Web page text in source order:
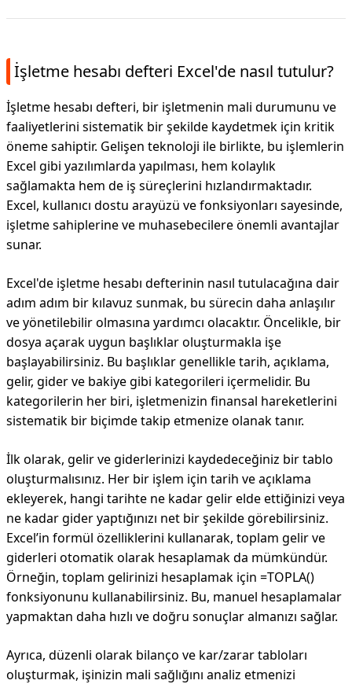
İşletme hesabı defteri Excel'de nasıl tutulur?
İşletme hesabı defteri, bir işletmenin mali durumunu ve
faaliyetlerini sistematik bir şekilde kaydetmek için kritik
öneme sahiptir. Gelişen teknoloji ile birlikte, bu işlemlerin
Excel gibi yazılımlarda yapılması, hem kolaylık
sağlamakta hem de iş süreçlerini hızlandırmaktadır.
Excel, kullanıcı dostu arayüzü ve fonksiyonları sayesinde,
işletme sahiplerine ve muhasebecilere önemli avantajlar
sunar.
Excel'de işletme hesabı defterinin nasıl tutulacağına dair
adım adım bir kılavuz sunmak, bu sürecin daha anlaşılır
ve yönetilebilir olmasına yardımcı olacaktır. Öncelikle, bir
dosya açarak uygun başlıklar oluşturmakla işe
başlayabilirsiniz. Bu başlıklar genellikle tarih, açıklama,
gelir, gider ve bakiye gibi kategorileri içermelidir. Bu
kategorilerin her biri, işletmenizin finansal hareketlerini
sistematik bir biçimde takip etmenize olanak tanır.
İlk olarak, gelir ve giderlerinizi kaydedeceğiniz bir tablo
oluşturmalısınız. Her bir işlem için tarih ve açıklama
ekleyerek, hangi tarihte ne kadar gelir elde ettiğinizi veya
ne kadar gider yaptığınızı net bir şekilde görebilirsiniz.
Excel’in formül özelliklerini kullanarak, toplam gelir ve
giderleri otomatik olarak hesaplamak da mümkündür.
Örneğin, toplam gelirinizi hesaplamak için =TOPLA()
fonksiyonunu kullanabilirsiniz. Bu, manuel hesaplamalar
yapmaktan daha hızlı ve doğru sonuçlar almanızı sağlar.
Ayrıca, düzenli olarak bilanço ve kar/zarar tabloları
oluşturmak, işinizin mali sağlığını analiz etmenizi